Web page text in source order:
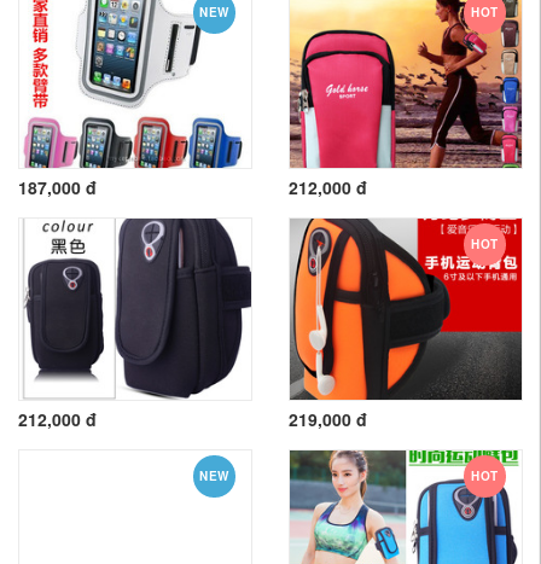
NEW
187,000 đ
HOT
212,000 đ
212,000 đ
HOT
219,000 đ
NEW HOT